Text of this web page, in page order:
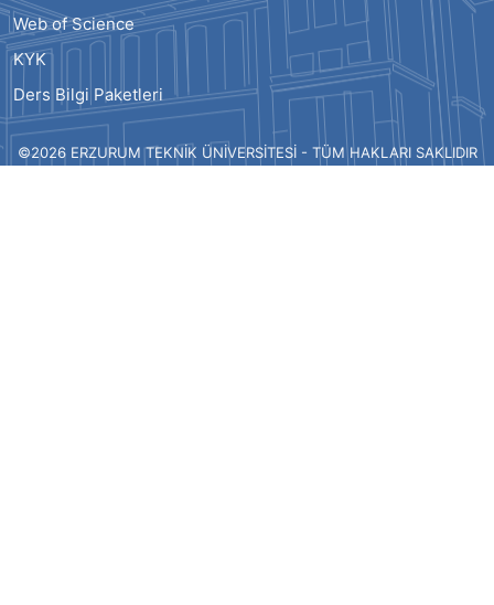
Web of Science
KYK
Ders Bilgi Paketleri
©2026 ERZURUM TEKNİK ÜNİVERSİTESİ - TÜM HAKLARI SAKLIDIR